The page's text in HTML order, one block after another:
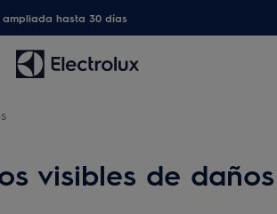
ampliada hasta 30 días
visibles de daños